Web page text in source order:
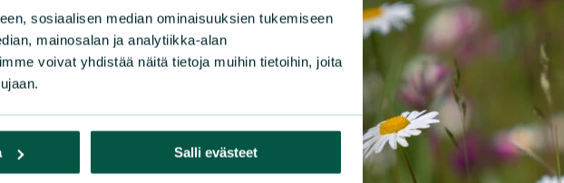
sosiaalisen median ominaisuuksien tukemiseen
mainosalan ja analytiikka-alan
voivat yhdistää näitä tietoja muihin tietoihin, joita
Salli evästeet